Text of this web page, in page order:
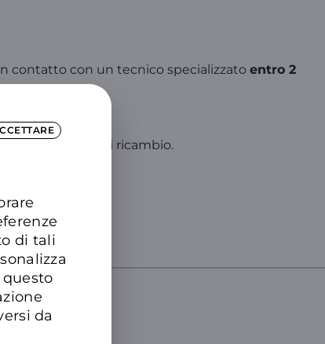
di tali
questo
da
contatto con un tecnico specializzato entro 2
eventuali pezzi di ricambio.
.